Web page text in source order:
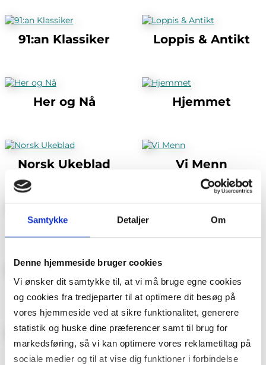
Samtykke Detaljer Om
Denne hjemmeside bruger cookies
Vi ønsker dit samtykke til, at vi må bruge egne cookies
og cookies fra tredjeparter til at optimere dit besøg på
vores hjemmeside ved at sikre funktionalitet, generere
statistik og huske dine præferencer samt til brug for
markedsføring, så vi kan optimere vores reklametiltag på
sociale medier og til at vise dig funktioner i forbindelse
91:an Klassiker Loppis & Antikt
Her og Nå Hjemmet
Norsk Ukeblad Vi Menn
Kamille Bonytt
ROM123 Donald Duck & Co
Hytteliv Familien